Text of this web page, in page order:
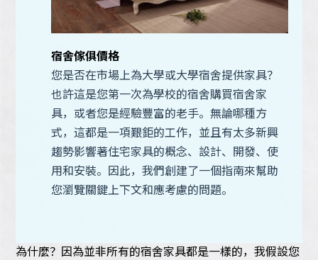
宿舍傢俱價格
您是否在市場上為大學或大學宿舍提供家具？
也許這是您第一次為學校的宿舍購買宿舍家
具，或者您是經驗豐富的老手。無論哪種方
式，這都是一項艱鉅的工作，並且有太多新興
趨勢影響著住宅家具的概念、設計、開發、使
用和安裝。因此，我們創建了一個指南來幫助
您瀏覽關鍵上下文和應考慮的問題。
為什麼？因為並非所有的宿舍家具都是一樣的，我假設您